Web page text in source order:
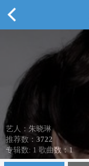
艺人：朱晓琳
推荐数： 3722
专辑数: 1 歌曲数：1